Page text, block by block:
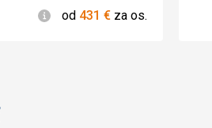
Informácie
od 431 € za os.